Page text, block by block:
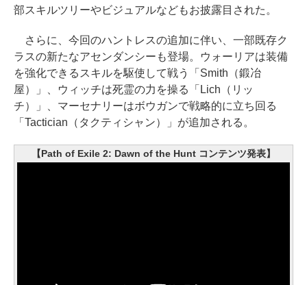
部スキルツリーやビジュアルなどもお披露目された。
さらに、今回のハントレスの追加に伴い、一部既存ク
ラスの新たなアセンダンシーも登場。ウォーリアは装備
を強化できるスキルを駆使して戦う「Smith（鍛冶
屋）」、ウィッチは死霊の力を操る「Lich（リッ
チ）」、マーセナリーはボウガンで戦略的に立ち回る
「Tactician（タクティシャン）」が追加される。
【Path of Exile 2: Dawn of the Hunt コンテンツ発表】